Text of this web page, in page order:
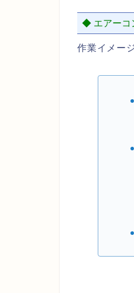
◆ エアーコ
作業イメー